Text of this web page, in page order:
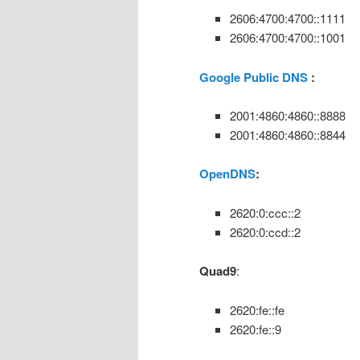
2606:4700:4700::1111
2606:4700:4700::1001
Google Public DNS :
2001:4860:4860::8888
2001:4860:4860::8844
OpenDNS:
2620:0:ccc::2
2620:0:ccd::2
Quad9:
2620:fe::fe
2620:fe::9